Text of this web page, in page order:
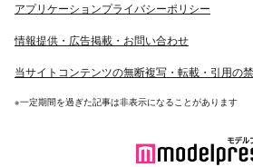
アプリケーションプライバシーポリシー
情報提供・広告掲載・お問い合わせ
当サイトコンテンツの無断複写・転載・引用の
※一定期間を過ぎた記事は非表示になることがあります